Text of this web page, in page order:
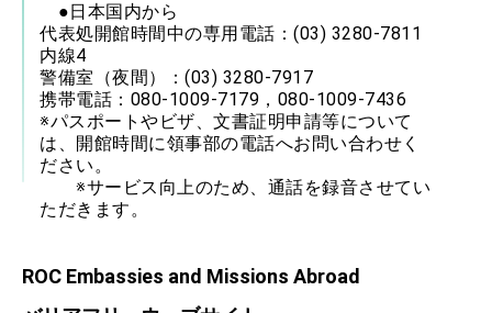
●日本国内から
代表処開館時間中の専用電話：(03) 3280-7811
内線4
警備室（夜間）：(03) 3280-7917
携帯電話：080-1009-7179，080-1009-7436
※パスポートやビザ、文書証明申請等について
は、開館時間に領事部の電話へお問い合わせく
ださい。
※サービス向上のため、通話を録音させてい
ただきます。
ROC Embassies and Missions Abroad